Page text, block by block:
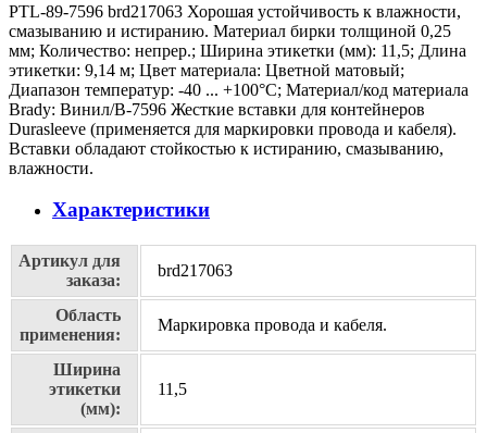
PTL-89-7596 brd217063 Хорошая устойчивость к влажности,
смазыванию и истиранию. Материал бирки толщиной 0,25
мм; Количество: непрер.; Ширина этикетки (мм): 11,5; Длина
этикетки: 9,14 м; Цвет материала: Цветной матовый;
Диапазон температур: -40 ... +100°С; Материал/код материала
Brady: Винил/В-7596 Жесткие вставки для контейнеров
Durasleeve (применяется для маркировки провода и кабеля).
Вставки обладают стойкостью к истиранию, смазыванию,
влажности.
Характеристики
Артикул для
заказа:
brd217063
Область
применения:
Маркировка провода и кабеля.
Ширина
этикетки
(мм):
11,5